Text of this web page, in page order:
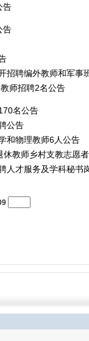
告
告
招聘编外教师和军事
师招聘2名公告
名公告
公告
和物理教师6人公告
教师乡村支教志愿
人才服务及学科秘书